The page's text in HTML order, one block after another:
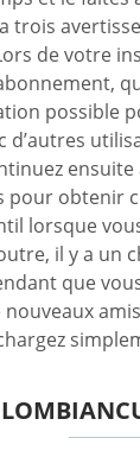
trois
de votre
possible
d’autres
pour obtenir
lorsque
il y a un
que